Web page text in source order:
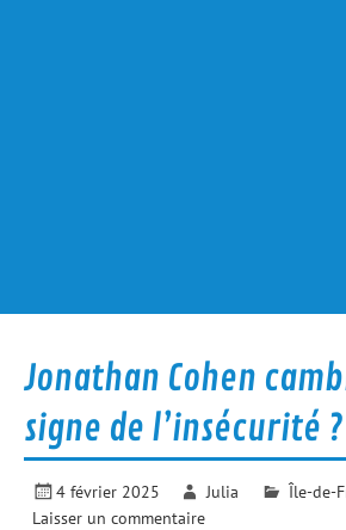
Jonathan Cohen
signe de l’insécurité ?
4 février 2025 Julia Île-de-
Laisser un commentaire